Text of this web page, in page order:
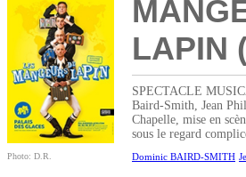
Photo: D.R.
LAPIN
SPECTACLE
Baird-Smith, Jean
Chapelle, mise en
sous le regard
Dominic BAIRD-SMITH